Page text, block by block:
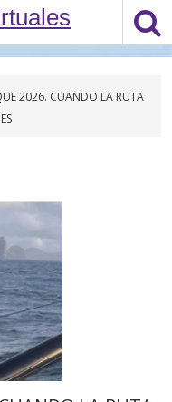
2026. CUANDO LA RUTA